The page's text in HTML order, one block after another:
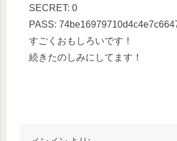
SECRET: 0
PASS:
すごくおもしろいです！
続きたのしみにしてます！